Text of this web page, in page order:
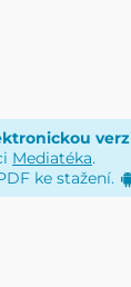
Mediatéka.
ke stažení.